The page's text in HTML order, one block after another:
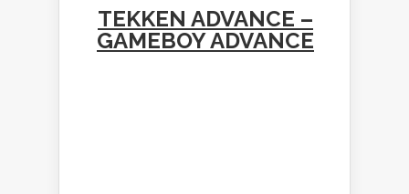
TEKKEN ADVANCE –
GAMEBOY ADVANCE